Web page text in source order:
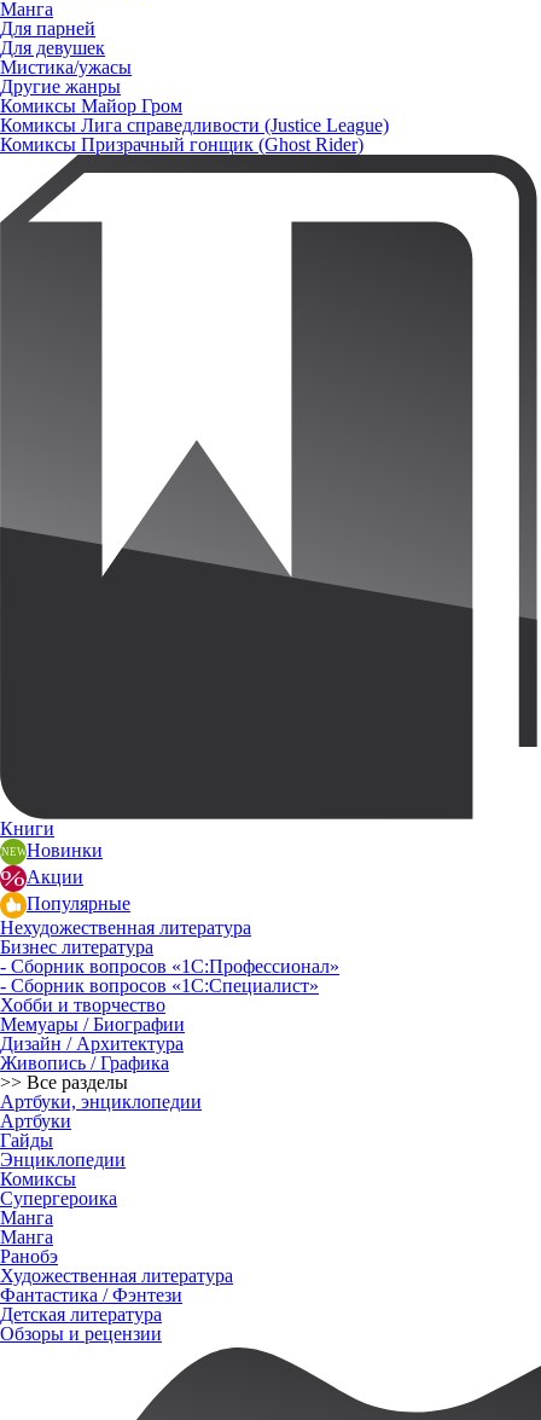
Манга
Для парней
Для девушек
Мистика/ужасы
Другие жанры
Комиксы Майор Гром
Комиксы Лига справедливости (Justice League)
Комиксы Призрачный гонщик (Ghost Rider)
Книги
Новинки
Акции
Популярные
Нехудожественная литература
Бизнес литература
- Сборник вопросов «1С:Профессионал»
- Сборник вопросов «1С:Специалист»
Хобби и творчество
Мемуары / Биографии
Дизайн / Архитектура
Живопись / Графика
>> Все разделы
Артбуки, энциклопедии
Артбуки
Гайды
Энциклопедии
Комиксы
Супергероика
Манга
Манга
Ранобэ
Художественная литература
Фантастика / Фэнтези
Детская литература
Обзоры и рецензии